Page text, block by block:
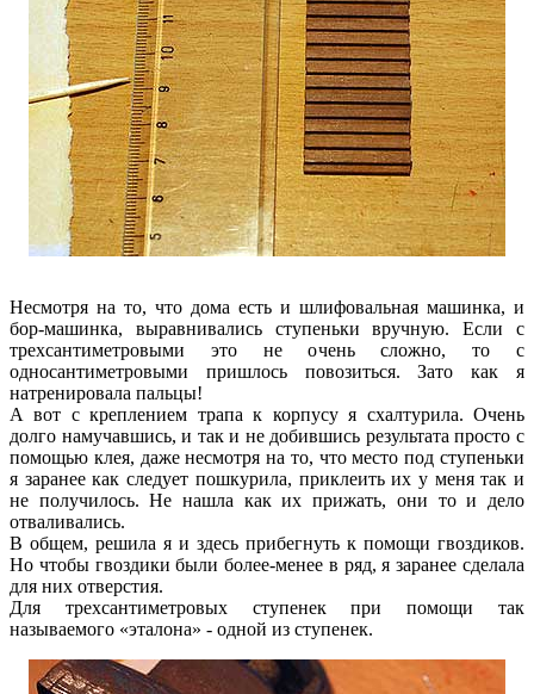
Несмотря на то, что дома есть и шлифовальная машинка, и
бор-машинка, выравнивались ступеньки вручную. Если с
трехсантиметровыми это не очень сложно, то с
односантиметровыми пришлось повозиться. Зато как я
натренировала пальцы!
А вот с креплением трапа к корпусу я схалтурила. Очень
долго намучавшись, и так и не добившись результата просто с
помощью клея, даже несмотря на то, что место под ступеньки
я заранее как следует пошкурила, приклеить их у меня так и
не получилось. Не нашла как их прижать, они то и дело
отваливались.
В общем, решила я и здесь прибегнуть к помощи гвоздиков.
Но чтобы гвоздики были более-менее в ряд, я заранее сделала
для них отверстия.
Для трехсантиметровых ступенек при помощи так
называемого «эталона» - одной из ступенек.